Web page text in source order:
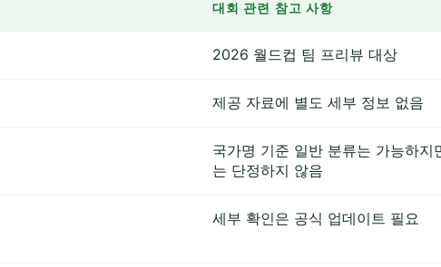
대회 관련 참고 사항
2026 월드컵 팀 프리뷰 대상
제공 자료에 별도 세부 정보 없음
국가명 기준 일반 분류는 가능하지
는 단정하지 않음
세부 확인은 공식 업데이트 필요